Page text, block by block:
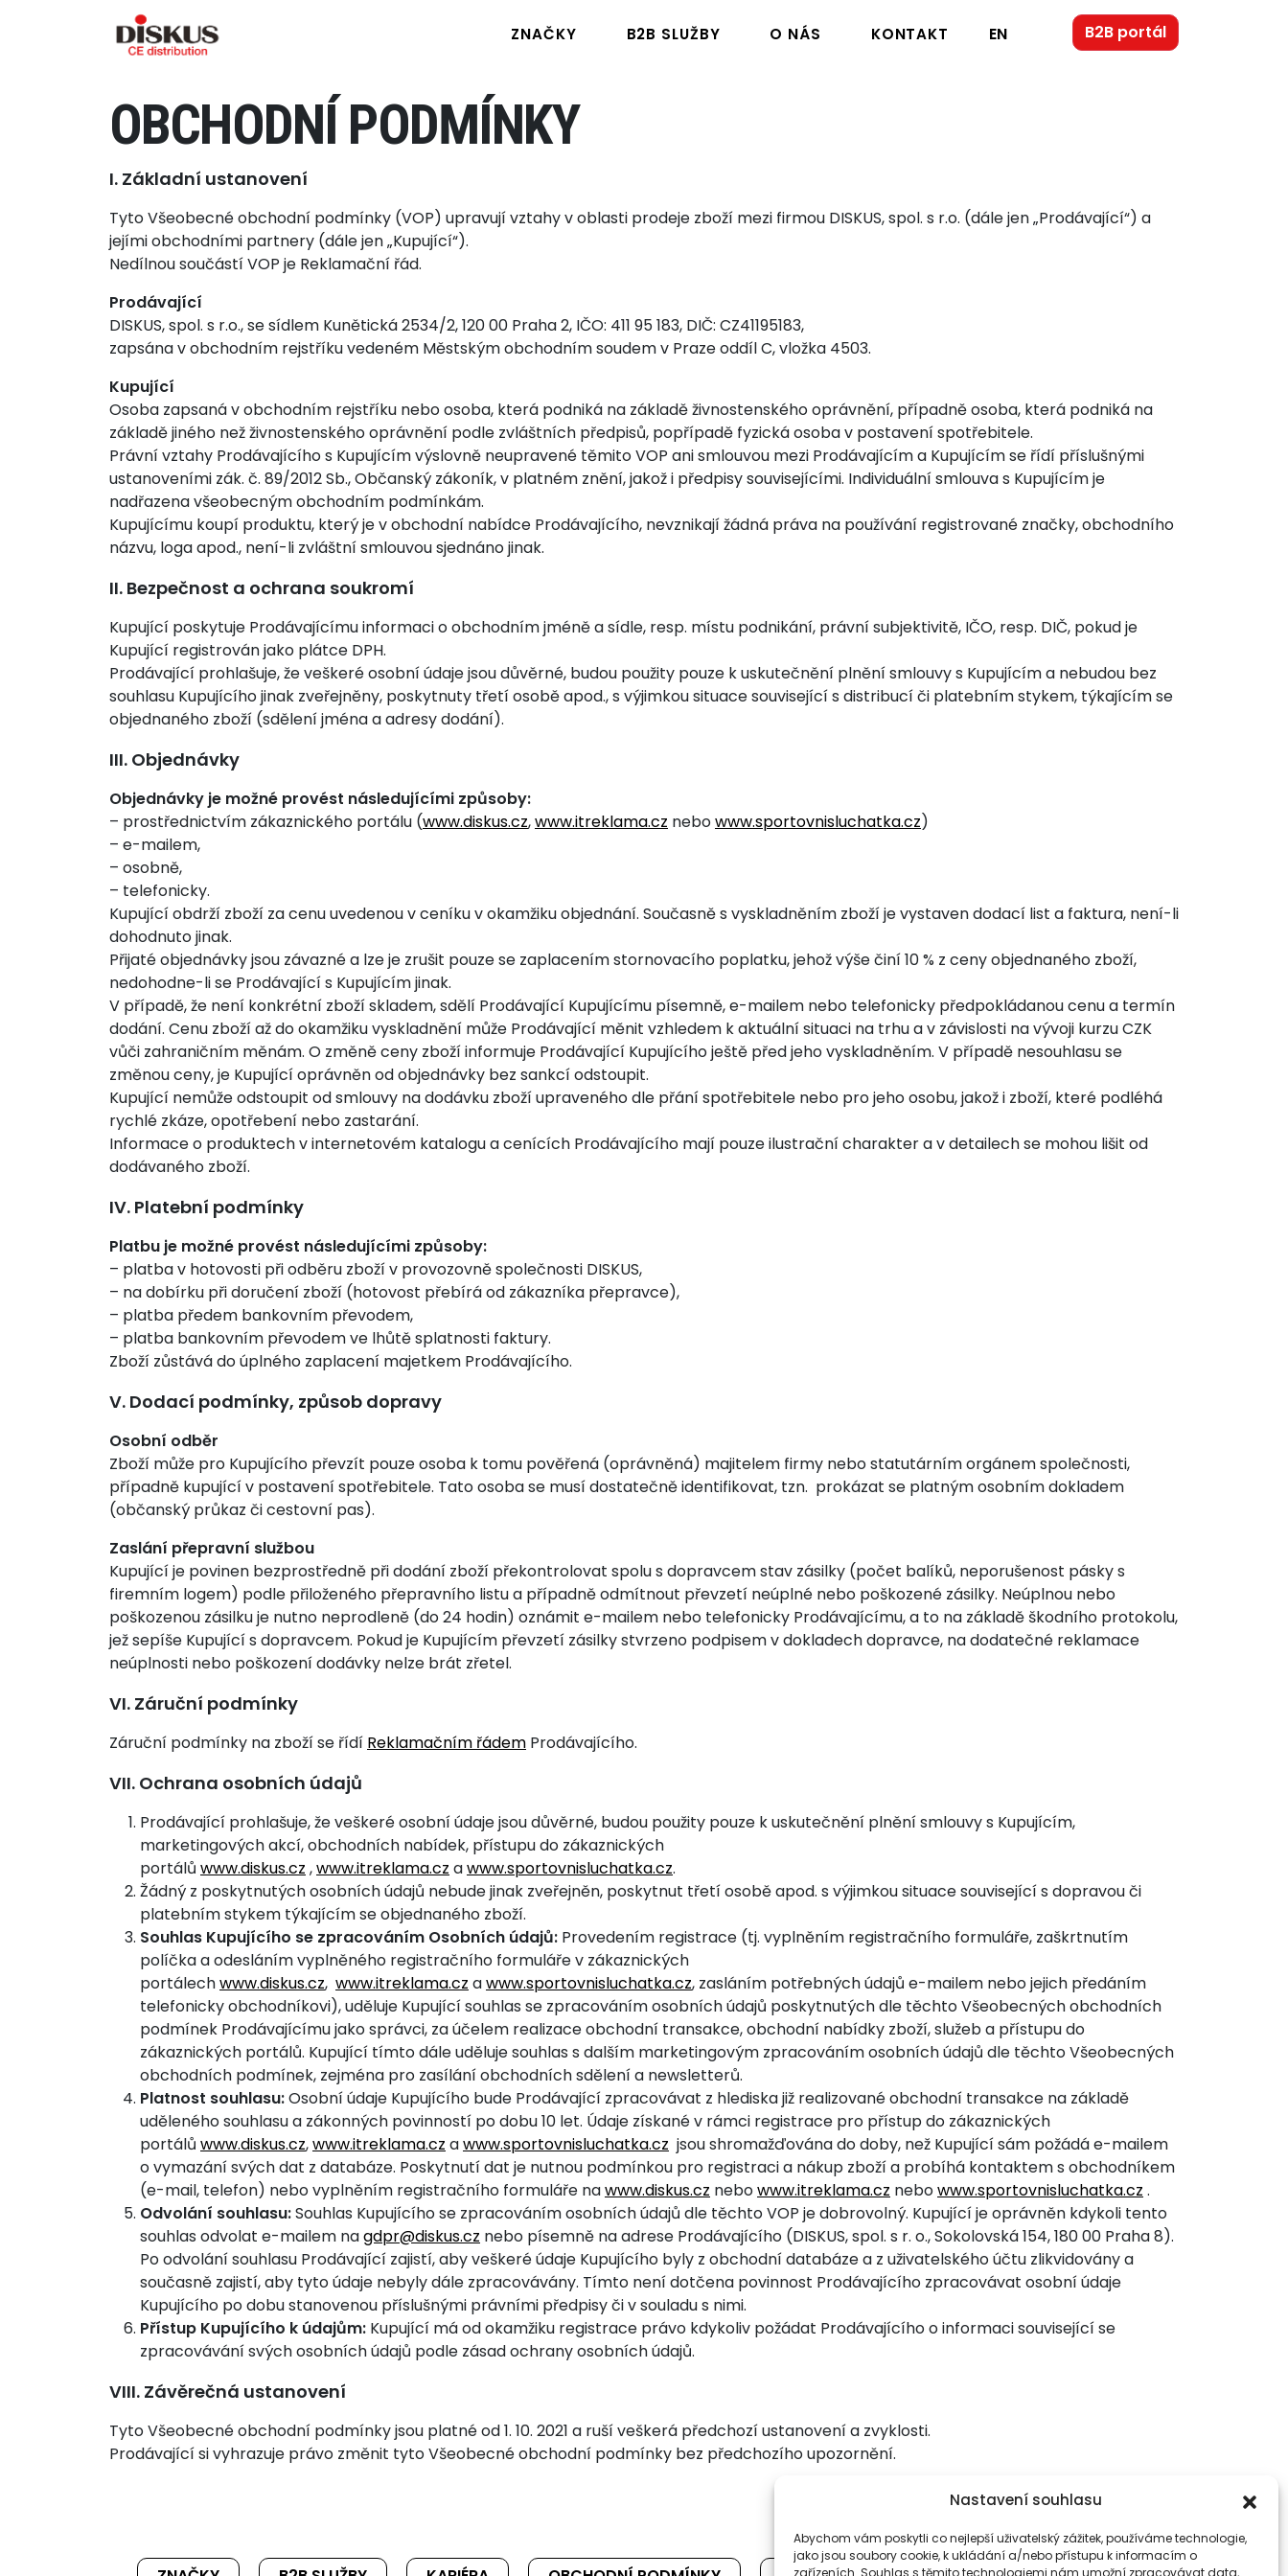
Nastavení souhlasu
Abychom vám poskytli co nejlepší uživatelský zážitek, používáme technologie,
jako jsou soubory cookie, k ukládání a/nebo přístupu k informacím o
zařízeních. Souhlas s těmito technologiemi nám umožní zpracovávat data,
ZNAČKY B2B SLUŽBY O NÁS KONTAKT EN B2B portál
OBCHODNÍ PODMÍNKY
I. Základní ustanovení
Tyto Všeobecné obchodní podmínky (VOP) upravují vztahy v oblasti prodeje zboží mezi firmou DISKUS, spol. s r.o. (dále jen „Prodávající“) a
jejími obchodními partnery (dále jen „Kupující“).
Nedílnou součástí VOP je Reklamační řád.
Prodávající
DISKUS, spol. s r.o., se sídlem Kunětická 2534/2, 120 00 Praha 2, IČO: 411 95 183, DIČ: CZ41195183,
zapsána v obchodním rejstříku vedeném Městským obchodním soudem v Praze oddíl C, vložka 4503.
Kupující
Osoba zapsaná v obchodním rejstříku nebo osoba, která podniká na základě živnostenského oprávnění, případně osoba, která podniká na
základě jiného než živnostenského oprávnění podle zvláštních předpisů, popřípadě fyzická osoba v postavení spotřebitele.
Právní vztahy Prodávajícího s Kupujícím výslovně neupravené těmito VOP ani smlouvou mezi Prodávajícím a Kupujícím se řídí příslušnými
ustanoveními zák. č. 89/2012 Sb., Občanský zákoník, v platném znění, jakož i předpisy souvisejícími. Individuální smlouva s Kupujícím je
nadřazena všeobecným obchodním podmínkám.
Kupujícímu koupí produktu, který je v obchodní nabídce Prodávajícího, nevznikají žádná práva na používání registrované značky, obchodního
názvu, loga apod., není-li zvláštní smlouvou sjednáno jinak.
II. Bezpečnost a ochrana soukromí
Kupující poskytuje Prodávajícímu informaci o obchodním jméně a sídle, resp. místu podnikání, právní subjektivitě, IČO, resp. DIČ, pokud je
Kupující registrován jako plátce DPH.
Prodávající prohlašuje, že veškeré osobní údaje jsou důvěrné, budou použity pouze k uskutečnění plnění smlouvy s Kupujícím a nebudou bez
souhlasu Kupujícího jinak zveřejněny, poskytnuty třetí osobě apod., s výjimkou situace související s distribucí či platebním stykem, týkajícím se
objednaného zboží (sdělení jména a adresy dodání).
III. Objednávky
Objednávky je možné provést následujícími způsoby:
– prostřednictvím zákaznického portálu (www.diskus.cz,www.itreklama.cz nebowww.sportovnisluchatka.cz)
– e-mailem,
– osobně,
– telefonicky.
Kupující obdrží zboží za cenu uvedenou v ceníku v okamžiku objednání. Současně s vyskladněním zboží je vystaven dodací list a faktura, není-li
dohodnuto jinak.
Přijaté objednávky jsou závazné a lze je zrušit pouze se zaplacením stornovacího poplatku, jehož výše činí 10 % z ceny objednaného zboží,
nedohodne-li se Prodávající s Kupujícím jinak.
V případě, že není konkrétní zboží skladem, sdělí Prodávající Kupujícímu písemně, e-mailem nebo telefonicky předpokládanou cenu a termín
dodání. Cenu zboží až do okamžiku vyskladnění může Prodávající měnit vzhledem k aktuální situaci na trhu a v závislosti na vývoji kurzu CZK
vůči zahraničním měnám. O změně ceny zboží informuje Prodávající Kupujícího ještě před jeho vyskladněním. V případě nesouhlasu se
změnou ceny, je Kupující oprávněn od objednávky bez sankcí odstoupit.
Kupující nemůže odstoupit od smlouvy na dodávku zboží upraveného dle přání spotřebitele nebo pro jeho osobu, jakož i zboží, které podléhá
rychlé zkáze, opotřebení nebo zastarání.
Informace o produktech v internetovém katalogu a cenících Prodávajícího mají pouze ilustrační charakter a v detailech se mohou lišit od
dodávaného zboží.
IV. Platební podmínky
Platbu je možné provést následujícími způsoby:
– platba v hotovosti při odběru zboží v provozovně společnosti DISKUS,
– na dobírku při doručení zboží (hotovost přebírá od zákazníka přepravce),
– platba předem bankovním převodem,
– platba bankovním převodem ve lhůtě splatnosti faktury.
Zboží zůstává do úplného zaplacení majetkem Prodávajícího.
V. Dodací podmínky, způsob dopravy
Osobní odběr
Zboží může pro Kupujícího převzít pouze osoba k tomu pověřená (oprávněná) majitelem firmy nebo statutárním orgánem společnosti,
případně kupující v postavení spotřebitele. Tato osoba se musí dostatečně identifikovat, tzn. prokázat se platným osobním dokladem
(občanský průkaz či cestovní pas).
Zaslání přepravní službou
Kupující je povinen bezprostředně při dodání zboží překontrolovat spolu s dopravcem stav zásilky (počet balíků, neporušenost pásky s
firemním logem) podle přiloženého přepravního listu a případně odmítnout převzetí neúplné nebo poškozené zásilky. Neúplnou nebo
poškozenou zásilku je nutno neprodleně (do 24 hodin) oznámit e-mailem nebo telefonicky Prodávajícímu, a to na základě škodního protokolu,
jež sepíše Kupující s dopravcem. Pokud je Kupujícím převzetí zásilky stvrzeno podpisem v dokladech dopravce, na dodatečné reklamace
neúplnosti nebo poškození dodávky nelze brát zřetel.
VI. Záruční podmínky
Záruční podmínky na zboží se řídí Reklamačním řádem Prodávajícího.
VII. Ochrana osobních údajů
Prodávající prohlašuje, že veškeré osobní údaje jsou důvěrné, budou použity pouze k uskutečnění plnění smlouvy s Kupujícím,
marketingových akcí, obchodních nabídek, přístupu do zákaznických
portálů www.diskus.cz ,www.itreklama.cz awww.sportovnisluchatka.cz.
Žádný z poskytnutých osobních údajů nebude jinak zveřejněn, poskytnut třetí osobě apod. s výjimkou situace související s dopravou či
platebním stykem týkajícím se objednaného zboží.
Souhlas Kupujícího se zpracováním Osobních údajů: Provedením registrace (tj. vyplněním registračního formuláře, zaškrtnutím
políčka a odesláním vyplněného registračního formuláře v zákaznických
portálechwww.diskus.cz, www.itreklama.cz awww.sportovnisluchatka.cz, zasláním potřebných údajů e-mailem nebo jejich předáním
telefonicky obchodníkovi), uděluje Kupující souhlas se zpracováním osobních údajů poskytnutých dle těchto Všeobecných obchodních
podmínek Prodávajícímu jako správci, za účelem realizace obchodní transakce, obchodní nabídky zboží, služeb a přístupu do
zákaznických portálů. Kupující tímto dále uděluje souhlas s dalším marketingovým zpracováním osobních údajů dle těchto Všeobecných
obchodních podmínek, zejména pro zasílání obchodních sdělení a newsletterů.
Platnost souhlasu:Osobní údaje Kupujícího bude Prodávající zpracovávat z hlediska již realizované obchodní transakce na základě
uděleného souhlasu a zákonných povinností po dobu 10 let. Údaje získané v rámci registrace pro přístup do zákaznických
portálů www.diskus.cz,www.itreklama.cz awww.sportovnisluchatka.cz jsou shromažďována do doby, než Kupující sám požádá e-mailem
o vymazání svých dat z databáze. Poskytnutí dat je nutnou podmínkou pro registraci a nákup zboží a probíhá kontaktem s obchodníkem
(e-mail, telefon) nebo vyplněním registračního formuláře nawww.diskus.cz nebowww.itreklama.cz nebowww.sportovnisluchatka.cz .
Odvolání souhlasu:Souhlas Kupujícího se zpracováním osobních údajů dle těchto VOP je dobrovolný. Kupující je oprávněn kdykoli tento
souhlas odvolat e-mailem nagdpr@diskus.cz nebo písemně na adrese Prodávajícího (DISKUS, spol. s r. o., Sokolovská 154, 180 00 Praha 8).
Po odvolání souhlasu Prodávající zajistí, aby veškeré údaje Kupujícího byly z obchodní databáze a z uživatelského účtu zlikvidovány a
současně zajistí, aby tyto údaje nebyly dále zpracovávány. Tímto není dotčena povinnost Prodávajícího zpracovávat osobní údaje
Kupujícího po dobu stanovenou příslušnými právními předpisy či v souladu s nimi.
Přístup Kupujícího k údajům: Kupující má od okamžiku registrace právo kdykoliv požádat Prodávajícího o informaci související se
zpracovávání svých osobních údajů podle zásad ochrany osobních údajů.
VIII. Závěrečná ustanovení
Tyto Všeobecné obchodní podmínky jsou platné od 1. 10. 2021 a ruší veškerá předchozí ustanovení a zvyklosti.
Prodávající si vyhrazuje právo změnit tyto Všeobecné obchodní podmínky bez předchozího upozornění.